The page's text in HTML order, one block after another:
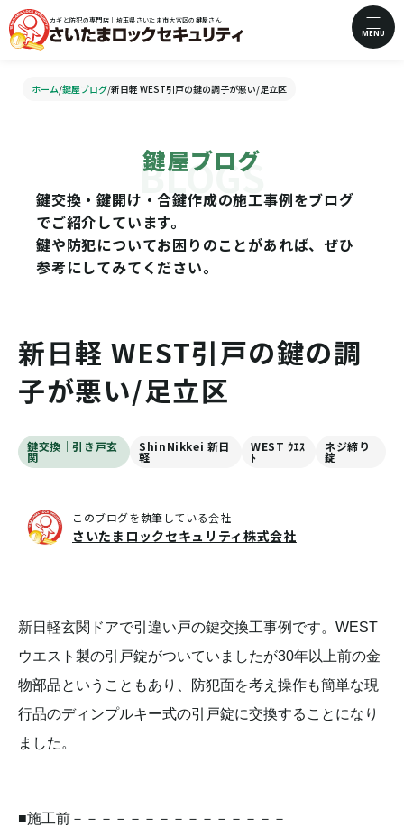
カギと防犯の専門店｜埼玉県さいたま市大宮区の鍵屋さん
MENU
ホーム/鍵屋ブログ/新日軽 WEST引戸の鍵の調子が悪い/足立区
鍵屋ブログ
鍵交換・鍵開け・合鍵作成の施工事例をブログ
でご紹介しています。
鍵や防犯についてお困りのことがあれば、ぜひ
参考にしてみてください。
新日軽 WEST引戸の鍵の調
子が悪い/足立区
鍵交換｜引き戸玄
関
ShinNikkei 新日
軽
WEST ｳｴｽ
ﾄ
ネジ締り
錠
このブログを執筆している会社
さいたまロックセキュリティ株式会社
新日軽玄関ドアで引違い戸の鍵交換工事例です。WEST
ウエスト製の引戸錠がついていましたが30年以上前の金
物部品ということもあり、防犯面を考え操作も簡単な現
行品のディンプルキー式の引戸錠に交換することになり
ました。
■施工前－－－－－－－－－－－－－－－